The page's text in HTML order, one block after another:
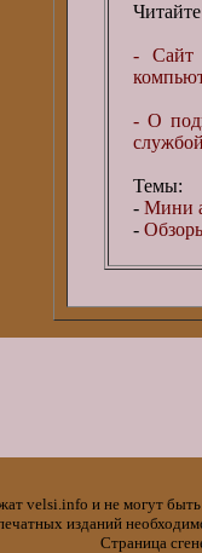
- Сайт
- О
Темы:
- Мини
-
velsi.info и не могут
изданий
Страница